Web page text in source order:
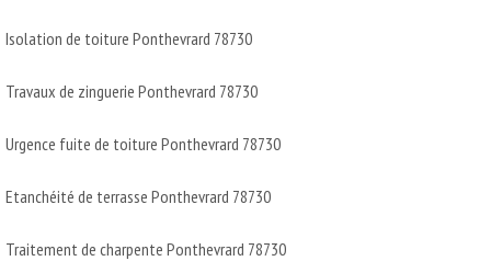
Isolation de toiture Ponthevrard 78730
Travaux de zinguerie Ponthevrard 78730
Urgence fuite de toiture Ponthevrard 78730
Etanchéité de terrasse Ponthevrard 78730
Traitement de charpente Ponthevrard 78730